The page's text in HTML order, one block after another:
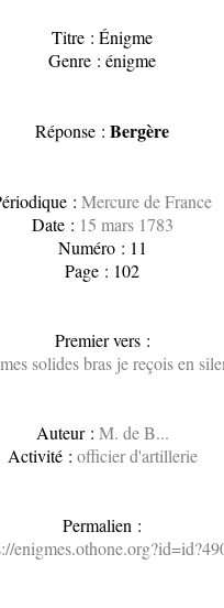
Titre : Énigme
Genre : énigme
Réponse :Bergère
:Mercure de France
Date : 15 mars 1783
Numéro : 11
Page : 102
Premier vers :
solides bras je reçois en
Auteur : M. de B...
Activité : officier d'artillerie
Permalien :